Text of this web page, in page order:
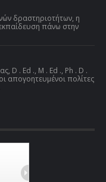
δραστηριοτήτων, η
πάνω στην
D . Ed ., M . Ed ., Ph . D .
απογοητευμένοι πολίτες